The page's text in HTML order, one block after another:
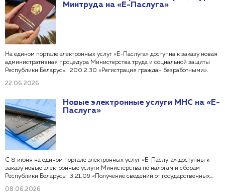
подписи Республики Беларусь (ГосСУОК) — предлагает новый онлайн-
сервис. Он позволяет быстро и бесплатно проверить подлинность
электронной цифровой подписи на любом документе без установки
сложного программного обеспечения.
Минтруда на «Е-Паслуга»
На едином портале электронных услуг «Е-Паслуга» доступна к заказу новая
административная процедура Министерства труда и социальной защиты
Республики Беларусь: 200.2.30 «Регистрация граждан безработными».
22.06.2026
Новые электронные услуги МНС на «Е-
Паслуга»
С 8 июня на едином портале электронных услуг «Е-Паслуга» доступны к
заказу новые электронные услуги Министерства по налогам и сборам
Республики Беларусь: 3.21.09 «Получение сведений от государственных
по счетам субъектов хозяйствования»; 3.21.10 «Получение
08.06.2026